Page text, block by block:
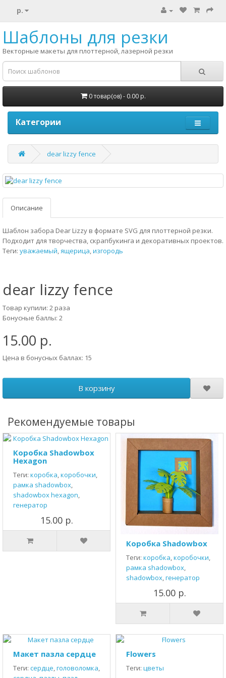
р.
Шаблоны для резки
Векторные макеты для плоттерной, лазерной резки
0 товар(ов) - 0.00 р.
Категории
dear lizzy fence
Описание
Шаблон забора Dear Lizzy в формате SVG для плоттерной резки.
Подходит для творчества, скрапбукинга и декоративных проектов.
Теги: уважаемый,ящерица,изгородь
dear lizzy fence
Товар купили: 2 раза
Бонусные баллы: 2
15.00 р.
Цена в бонусных баллах: 15
В корзину
Рекомендуемые товары
Коробка Shadowbox
Hexagon
Теги: коробка,коробочки,
рамка shadowbox,
shadowbox hexagon,
генератор
15.00 р.
Коробка Shadowbox
Теги: коробка,коробочки,
рамка shadowbox,
shadowbox,генератор
15.00 р.
Макет пазла сердце
Теги: сердце,головоломка,
Flowers
Теги: цветы